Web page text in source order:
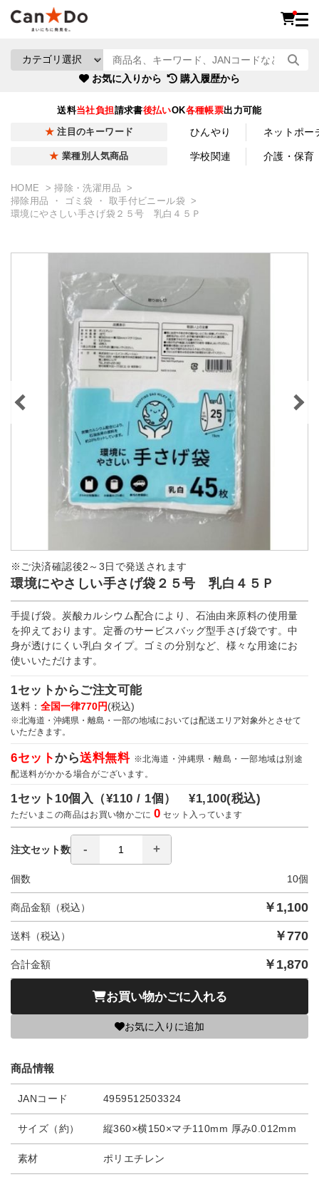
お気に入りから 購入履歴から
送料当社負担請求書後払いOK各種帳票出力可能
注目のキーワード ひんやり ネットポー
業種別人気商品 学校関連 介護・保育
HOME
掃除・洗濯用品
掃除用品 ・ ゴミ袋 ・ 取手付ビニール袋
環境にやさしい手さげ袋２５号 乳白４５Ｐ
※ご決済確認後2～3日で発送されます
環境にやさしい手さげ袋２５号 乳白４５Ｐ
手提げ袋。炭酸カルシウム配合により、石油由来原料の使用量
を抑えております。定番のサービスバッグ型手さげ袋です。中
身が透けにくい乳白タイプ。ゴミの分別など、様々な用途にお
使いいただけます。
1セットからご注文可能
送料： 全国一律770円(税込)
※北海道・沖縄県・離島・一部の地域においては配送エリア対象外とさせて
いただきます。
6セットから送料無料 ※北海道・沖縄県・離島・一部地域は別途
配送料がかかる場合がございます。
1セット10個入（¥110 / 1個）¥1,100(税込)
ただいまこの商品はお買い物かごに0 セット入っています
注文セット数
個数 10個
商品金額（税込） ￥ 1,100
送料（税込） ￥770
合計金額 ￥ 1,870
お買い物かごに入れる
お気に入りに追加
商品情報
JANコード 4959512503324
サイズ（約） 縦360×横150×マチ110mm 厚み0.012mm
素材 ポリエチレン